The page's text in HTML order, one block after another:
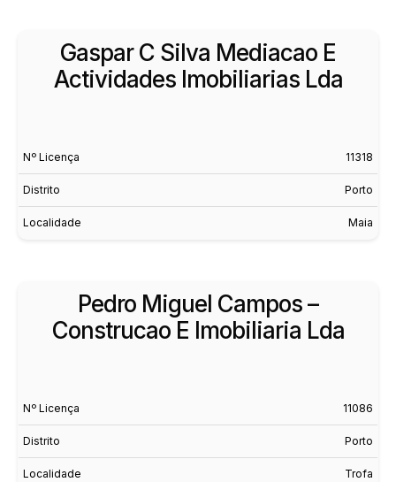
Gaspar C Silva Mediacao E
Actividades Imobiliarias Lda
Nº Licença 11318
Distrito Porto
Localidade Maia
Pedro Miguel Campos –
Construcao E Imobiliaria Lda
Nº Licença 11086
Distrito Porto
Localidade Trofa